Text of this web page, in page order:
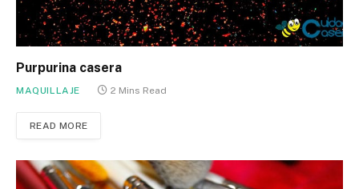
Purpurina casera
MAQUILLAJE 2 Mins Read
READ MORE